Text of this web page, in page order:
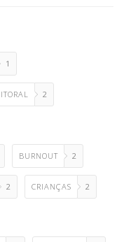
1
2
BURNOUT 2
2 CRIANÇAS 2